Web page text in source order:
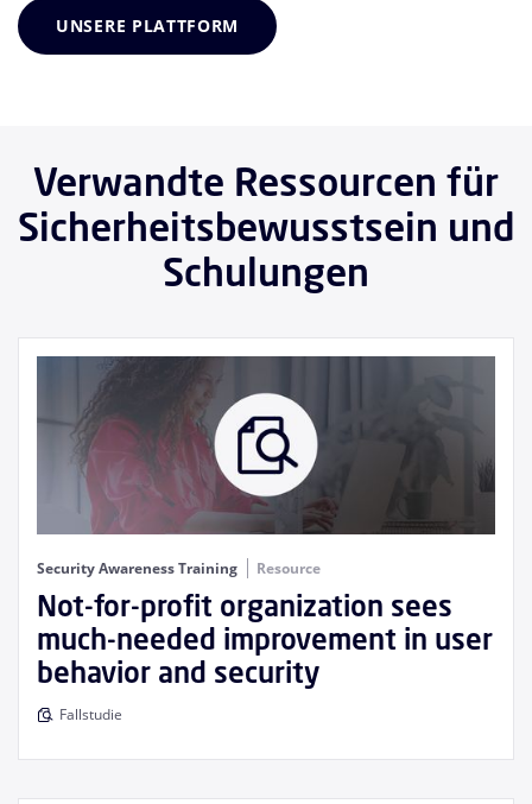
UNSERE PLATTFORM
Verwandte Ressourcen für
Sicherheitsbewusstsein und
Schulungen
Security Awareness Training Resource
Not-for-profit organization sees
much-needed improvement in user
behavior and security
Fallstudie